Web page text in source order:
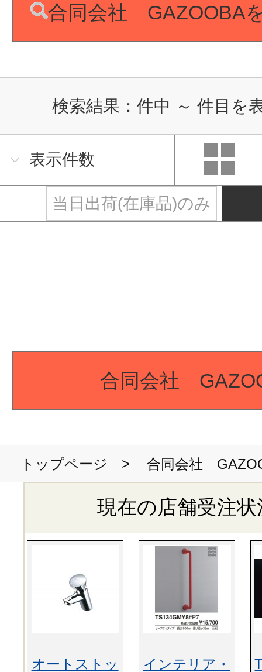
合同会社 GAZOOBA
検索結果： 件中 ～ 件目を
表示件数
当日出荷(在庫品)のみ
合同会社
トップページ > 合同会社
現在の店舗受注状
オートストッ インテリア・